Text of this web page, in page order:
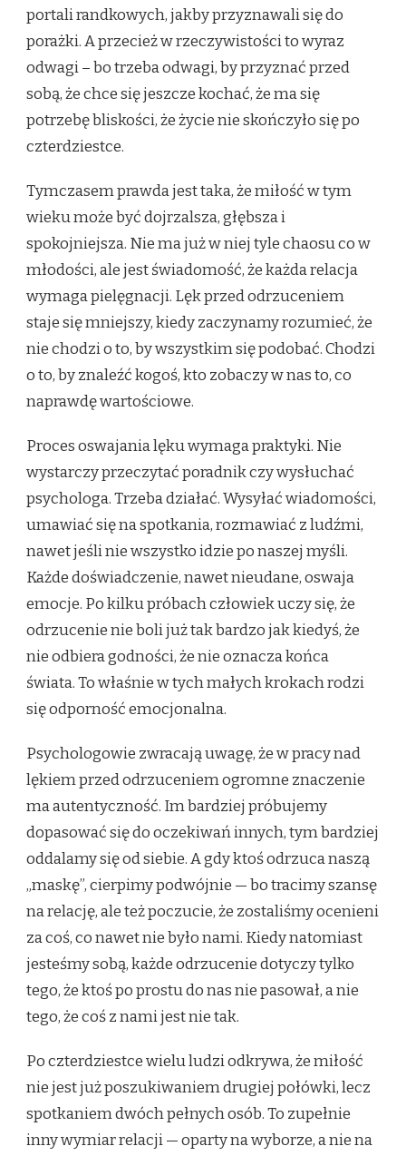
portali randkowych, jakby przyznawali się do
porażki. A przecież w rzeczywistości to wyraz
odwagi – bo trzeba odwagi, by przyznać przed
sobą, że chce się jeszcze kochać, że ma się
potrzebę bliskości, że życie nie skończyło się po
czterdziestce.
Tymczasem prawda jest taka, że miłość w tym
wieku może być dojrzalsza, głębsza i
spokojniejsza. Nie ma już w niej tyle chaosu co w
młodości, ale jest świadomość, że każda relacja
wymaga pielęgnacji. Lęk przed odrzuceniem
staje się mniejszy, kiedy zaczynamy rozumieć, że
nie chodzi o to, by wszystkim się podobać. Chodzi
o to, by znaleźć kogoś, kto zobaczy w nas to, co
naprawdę wartościowe.
Proces oswajania lęku wymaga praktyki. Nie
wystarczy przeczytać poradnik czy wysłuchać
psychologa. Trzeba działać. Wysyłać wiadomości,
umawiać się na spotkania, rozmawiać z ludźmi,
nawet jeśli nie wszystko idzie po naszej myśli.
Każde doświadczenie, nawet nieudane, oswaja
emocje. Po kilku próbach człowiek uczy się, że
odrzucenie nie boli już tak bardzo jak kiedyś, że
nie odbiera godności, że nie oznacza końca
świata. To właśnie w tych małych krokach rodzi
się odporność emocjonalna.
Psychologowie zwracają uwagę, że w pracy nad
lękiem przed odrzuceniem ogromne znaczenie
ma autentyczność. Im bardziej próbujemy
dopasować się do oczekiwań innych, tym bardziej
oddalamy się od siebie. A gdy ktoś odrzuca naszą
„maskę”, cierpimy podwójnie — bo tracimy szansę
na relację, ale też poczucie, że zostaliśmy ocenieni
za coś, co nawet nie było nami. Kiedy natomiast
jesteśmy sobą, każde odrzucenie dotyczy tylko
tego, że ktoś po prostu do nas nie pasował, a nie
tego, że coś z nami jest nie tak.
Po czterdziestce wielu ludzi odkrywa, że miłość
nie jest już poszukiwaniem drugiej połówki, lecz
spotkaniem dwóch pełnych osób. To zupełnie
inny wymiar relacji — oparty na wyborze, a nie na